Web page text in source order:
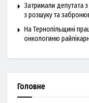
Затримали депутата
з розшуку та
На Тернопільщині
онкологиню
Головне